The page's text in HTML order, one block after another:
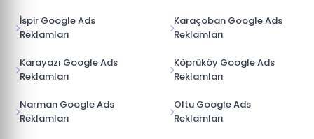
İspir Google Ads
Reklamları
Karaçoban Google Ads
Reklamları
Karayazı Google Ads
Reklamları
Köprüköy Google Ads
Reklamları
Narman Google Ads
Reklamları
Oltu Google Ads
Reklamları